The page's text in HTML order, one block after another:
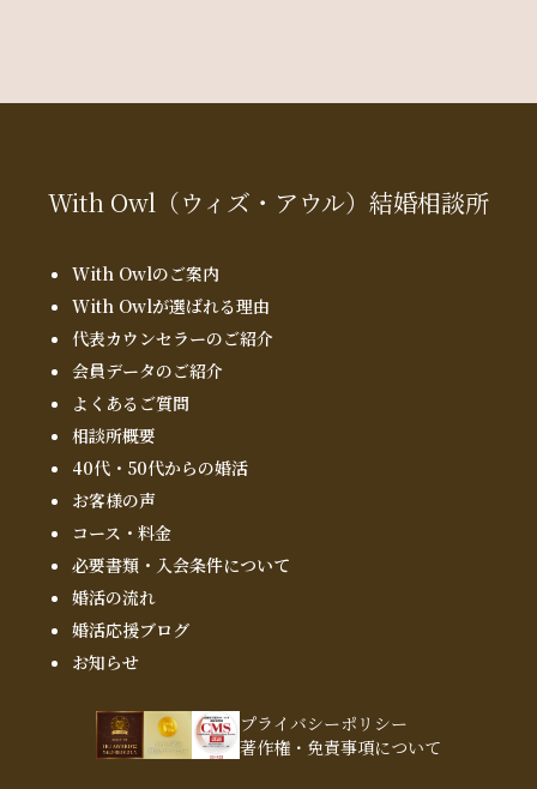
With Owl （ウィズ・アウル） 結婚相談所
With Owlのご案内
With Owlが選ばれる理由
代表カウンセラーのご紹介
会員データのご紹介
よくあるご質問
相談所概要
40代・50代からの婚活
お客様の声
コース・料金
必要書類・入会条件について
婚活の流れ
婚活応援ブログ
お知らせ
プライバシーポリシー
著作権・免責事項について